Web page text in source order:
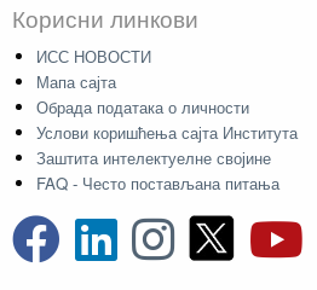
Корисни линкови
ИСС НОВОСТИ
Мапа сајта
Обрада података о личности
Услови коришћења сајта Института
Заштита интелектуелне својине
FAQ - Често постављана питања